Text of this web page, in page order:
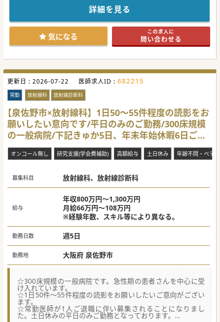
境づくりに力を入れており、時短勤務の相談も可能で、併設
されている保育所のご利用も可能ですので、子育て中のドク
ターにもおススメです。
勤務形態もフレキシブルに相談可能な病院です。
#秋入職可
詳細を見る
気になる この求人に
問い合わせる
更新日 : 2026-07-22 医師求人ID : 682215
常勤 放射線科 放射線診断科
【泉佐野市×放射線科】1日50～55件程度の読影をお
願いしたい意向です/平日のみのご勤務/300床規模
の一般病院/下記きゅか5日、年末年始休暇6日ござ
います◎
オンコール無し 研究支援(学会費補助) 高額給与 土日休み 年齢不問・ベテ
募集科目 放射線科、放射線診断科
給与
年収800万円～1,300万円
月給66万円～108万円
※経験年数、スキル等により異なる。
勤務日数 週5日
勤務地 大阪府 泉佐野市
☆300床規模の一般病院です。急性期の患者さんを中心に受
け入れています。
☆1日50件～55件程度の読影をお願いしたいご意向がござい
ます。
☆常勤医師が1人ご退職に伴い募集されることになりまし
た。土日休みの平日のみご勤務となっております。